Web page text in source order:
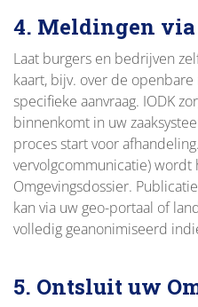
4. Meldingen
Laat burgers en bedrijven
kaart, bijv. over de
specifieke aanvraag. IODK
binnenkomt in uw
proces start voor
vervolgcommunicatie)
Omgevingsdossier.
kan via uw geo-portaal of
volledig geanonimiseerd
5. Ontsluit uw